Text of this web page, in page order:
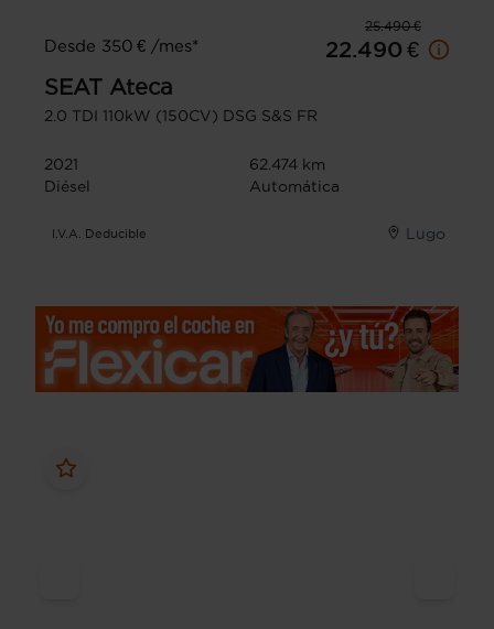
25.490 €
Desde 350 € /mes*
22.490 €
SEAT Ateca
2.0 TDI 110kW (150CV) DSG S&S FR
2021
62.474 km
Diésel
Automática
I.V.A. Deducible Lugo